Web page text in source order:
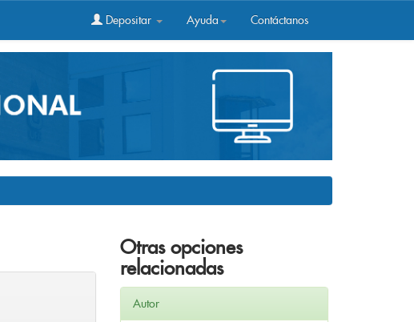
Depositar Ayuda Contáctanos
Otras opciones
relacionadas
Autor